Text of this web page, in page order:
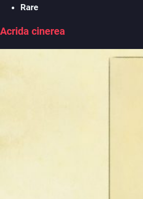
Rare
Acrida cinerea